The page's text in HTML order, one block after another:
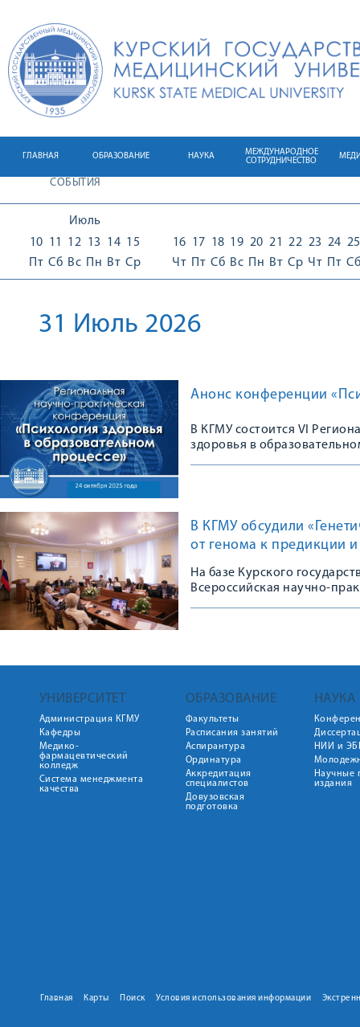
ГЛАВНАЯ ОБРАЗОВАНИЕ НАУКА
МЕЖДУНАРОДНОЕ
СОТРУДНИЧЕСТВО
СОБЫТИЯ
Июль
10
Пт
11
Сб
12
Вс
13
Пн
14
Вт
15
Ср
16
Чт
17
Пт
18
Сб
19
Вс
20
Пн
21
Вт
22
Ср
23
Чт
24
Пт
25
Сб
31 Июль 2026
Анонс конференции
В КГМУ состоится VI
здоровья в
В КГМУ обсудили
от генома к предикции
На базе Курского
Всероссийская научно-
УНИВЕРСИТЕТ
Администрация КГМУ
Кафедры
Медико-
фармацевтический
колледж
Система менеджмента
качества
ОБРАЗОВАНИЕ
Факультеты
Расписания занятий
Аспирантура
Ординатура
Аккредитация
специалистов
Довузовская
подготовка
НАУКА
НИИ и
Научные
издания
Главная Карты Поиск Условия использования информации